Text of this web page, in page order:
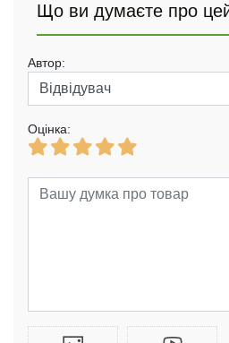
Що ви думаєте про
Автор:
Оцінка: